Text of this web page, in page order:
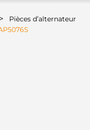
> Pièces d’alternateur